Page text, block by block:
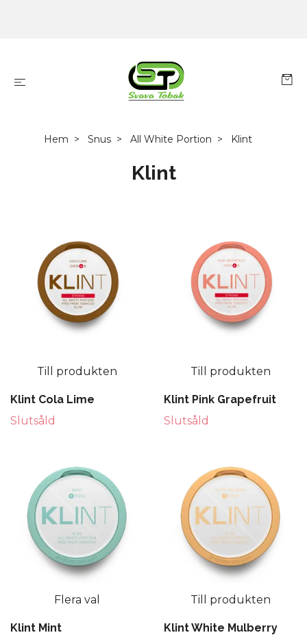
Hem Snus All White Portion Klint
Klint
Till produkten
Klint Cola Lime
Slutsåld
Till produkten
Klint Pink Grapefruit
Slutsåld
Flera val
Klint Mint
Till produkten
Klint White Mulberry